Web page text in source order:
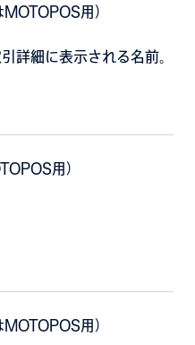
用）
詳細に表示される名前。
用）
用）